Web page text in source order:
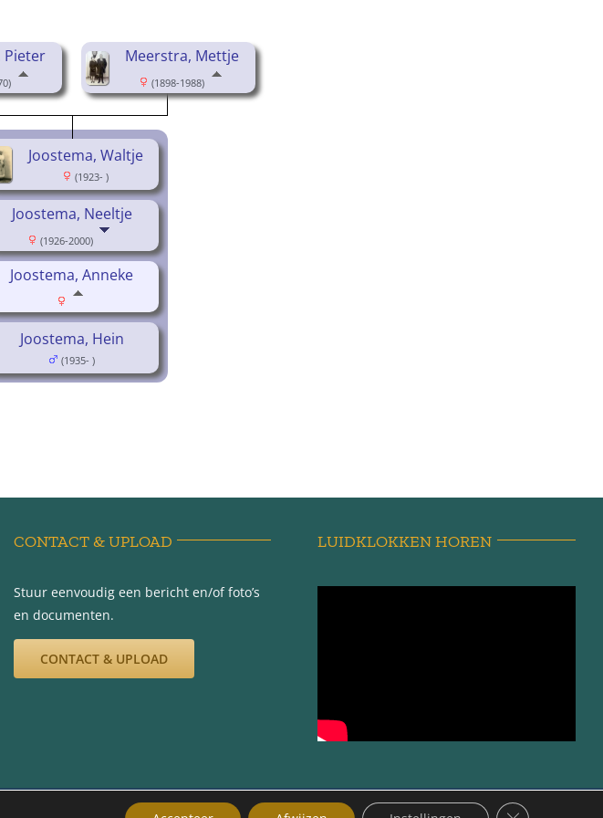
Pieter Meerstra, Mettje
(1898-1988)
Joostema, Waltje
(1923- )
Joostema, Neeltje
(1926-2000)
Joostema, Hein
(1935- )
Joostema, Anneke
CONTACT & UPLOAD
Stuur eenvoudig een bericht en/of foto’s
en documenten.
CONTACT & UPLOAD
LUIDKLOKKEN HOREN
| Ontwerp en beheer Gerryt Bouma | Sluit AVG/